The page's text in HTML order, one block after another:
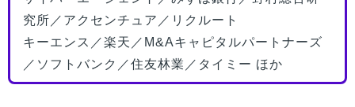
究所／アクセンチュア／リクルート
キーエンス／楽天／M&Aキャピタルパートナーズ
／ソフトバンク／住友林業／タイミー ほか